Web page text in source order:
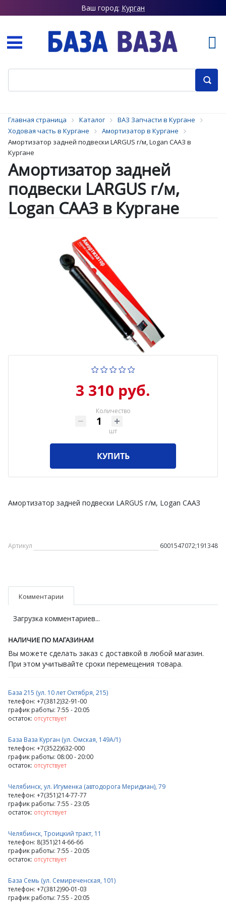
Ваш город: Курган
Главная страница Каталог
ВАЗ Запчасти в Кургане
Ходовая часть в Кургане
Амортизатор в Кургане
Амортизатор задней подвески LARGUS г/м, Logan СААЗ в
Кургане
Амортизатор задней
подвески LARGUS г/м,
Logan СААЗ в Кургане
3 310 руб.
Количество
шт
КУПИТЬ
Амортизатор задней подвески LARGUS г/м, Logan СААЗ
Артикул 6001547072;191348
Комментарии
Загрузка комментариев...
НАЛИЧИЕ ПО МАГАЗИНАМ
Вы можете сделать заказ с доставкой в любой магазин.
При этом учитывайте сроки перемещения товара.
База 215 (ул. 10 лет Октября, 215)
телефон: +7(3812)32-91-00
график работы: 7:55 - 20:05
остаток: отсутствует
База Ваза Курган (ул. Омская, 149А/1)
телефон: +7(3522)632-000
график работы: 08:00 - 20:00
остаток: отсутствует
Челябинск, ул. Игуменка (автодорога Меридиан), 79
телефон: +7(351)214-77-77
график работы: 7:55 - 23:05
остаток: отсутствует
Челябинск, Троицкий тракт, 11
телефон: 8(351)214-66-66
график работы: 7:55 - 20:05
остаток: отсутствует
База Семь (ул. Семиреченская, 101)
телефон: +7(3812)90-01-03
график работы: 7:55 - 20:05